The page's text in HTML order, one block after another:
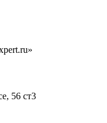
56 ст3​